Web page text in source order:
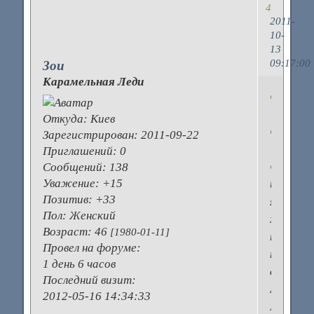
4
2011-
10-
13
09:17:00
Зои
Карамельная Леди
Откуда: Киев
Зарегистрирован: 2011-09-22
Приглашений: 0
Сообщений: 138
Уважение: +15
Позитив: +33
Пол: Женский
Возраст: 46 [1980-01-11]
Провел на форуме:
1 день 6 часов
Последний визит:
2012-05-16 14:34:33
и
я
хочу
про
духи.
А
мои